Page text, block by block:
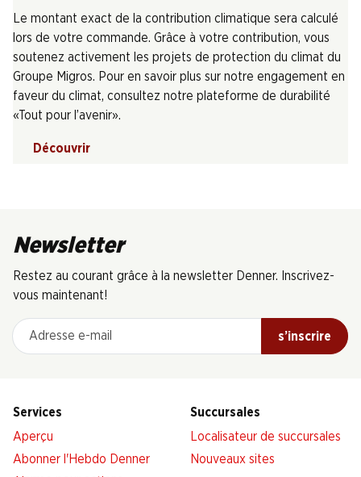
Le montant exact de la contribution climatique sera calculé
lors de votre commande. Grâce à votre contribution, vous
soutenez activement les projets de protection du climat du
Groupe Migros. Pour en savoir plus sur notre engagement en
faveur du climat, consultez notre plateforme de durabilité
«Tout pour l’avenir».
Découvrir
Newsletter
Restez au courant grâce à la newsletter Denner. Inscrivez-
vous maintenant!
Adresse e-mail
s’inscrire
Services
Aperçu
Abonner l'Hebdo Denner
Succursales
Localisateur de succursales
Nouveaux sites